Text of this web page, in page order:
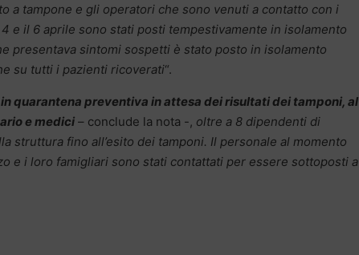
a tampone e gli operatori che sono venuti a contatto con i
e il 6 aprile sono stati posti tempestivamente in isolamento
presentava sintomi sospetti è stato posto in isolamento
su tutti i pazienti ricoverati“.
quarantena preventiva in attesa dei risultati dei tamponi, al
e medici – conclude la nota -, oltre a 8 dipendenti di
struttura fino all’esito dei tamponi. Il personale al momento
e i loro famigliari sono stati contattati per essere sottoposti a